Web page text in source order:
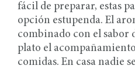
fácil de preparar, estas
opción estupenda. El
combinado con el sabor
plato el
comidas. En casa nadie